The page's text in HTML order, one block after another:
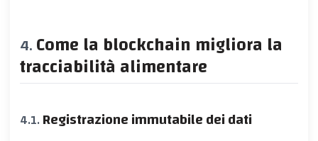
Come la blockchain migliora la
tracciabilità alimentare
Registrazione immutabile dei dati